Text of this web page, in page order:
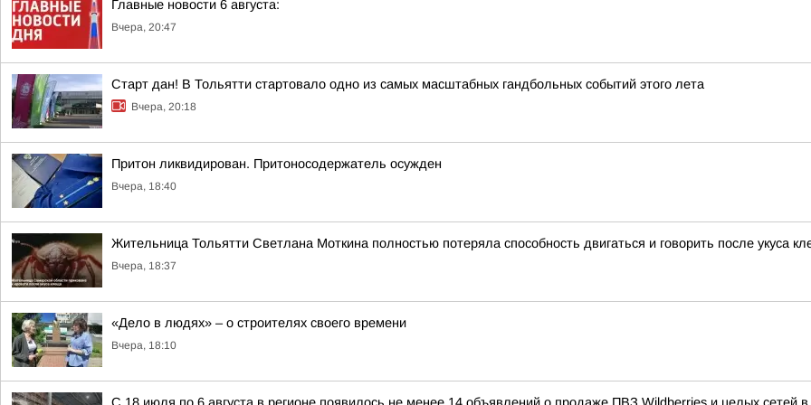
Главные новости 6 августа:
Вчера, 20:47
Старт дан! В Тольятти стартовало одно из самых масштабных гандбольных событий этого лета
Вчера, 20:18
Притон ликвидирован. Притоносодержатель осужден
Вчера, 18:40
Жительница Тольятти Светлана Моткина полностью потеряла способность двигаться и говорить после укуса
Вчера, 18:37
«Дело в людях» – о строителях своего времени
Вчера, 18:10